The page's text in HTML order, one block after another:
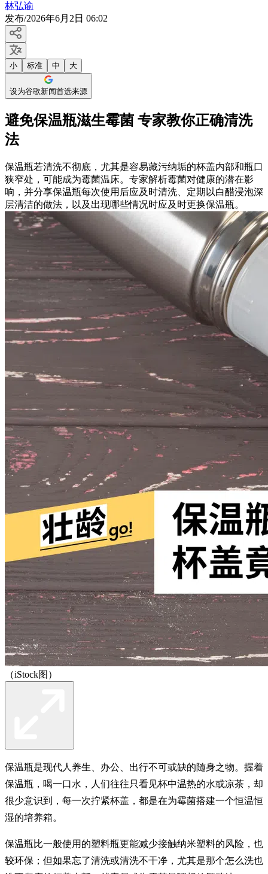
林弘谕
发布/2026年6月2日 06:02
小 标准 中 大
设为谷歌新闻首选来源
避免保温瓶滋生霉菌 专家教你正确清洗
法
保温瓶若清洗不彻底，尤其是容易藏污纳垢的杯盖内部和瓶口
狭窄处，可能成为霉菌温床。专家解析霉菌对健康的潜在影
响，并分享保温瓶每次使用后应及时清洗、定期以白醋浸泡深
层清洁的做法，以及出现哪些情况时应及时更换保温瓶。
（iStock图）
保温瓶是现代人养生、办公、出行不可或缺的随身之物。握着
保温瓶，喝一口水，人们往往只看见杯中温热的水或凉茶，却
很少意识到，每一次拧紧杯盖，都是在为霉菌搭建一个恒温恒
湿的培养箱。
保温瓶比一般使用的塑料瓶更能减少接触纳米塑料的风险，也
较环保；但如果忘了清洗或清洗不干净，尤其是那个怎么洗也